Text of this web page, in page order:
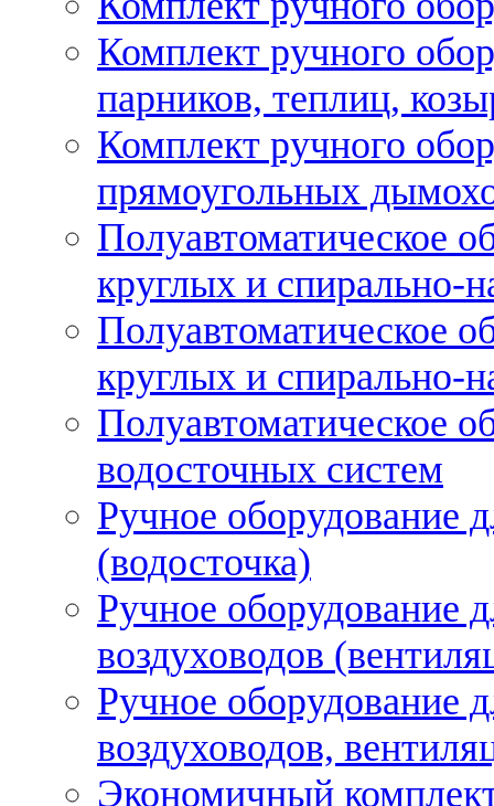
Комплект ручного
парников, теплиц,
Комплект ручного
прямоугольных
Полуавтоматическое
круглых и спирально-
Полуавтоматическое
круглых и спирально-
Полуавтоматическое
водосточных систем
Ручное оборудование
(водосточка)
Ручное оборудование
воздуховодов
Ручное оборудование
воздуховодов,
Экономичный